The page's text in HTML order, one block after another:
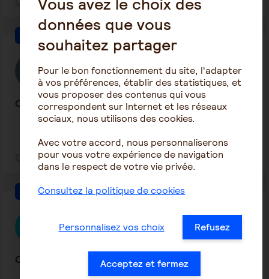
15
Anissa
13 juillet 2026 21:29
Coma anoxie non repondant
21
Le rôle de l'aidant
Mapi90
3 août 2026 13:26
On ne sait plus trop quoi faire (assez long)...
données que vous
souhaitez partager
Pour le bon fonctionnement du site, l'adapter
à vos préférences, établir des statistiques, et
vous proposer des contenus qui vous
correspondent sur Internet et les réseaux
sociaux, nous utilisons des cookies.
Avec votre accord, nous personnaliserons
pour vous votre expérience de navigation
dans le respect de votre vie privée.
Consultez la politique de cookies
Personnalisez vos choix Refusez
Acceptez et fermez